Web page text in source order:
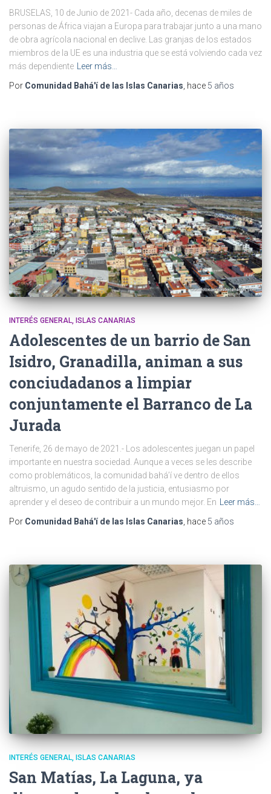
BRUSELAS, 10 de Junio de 2021- Cada año, decenas de miles de
personas de África viajan a Europa para trabajar junto a una mano
de obra agrícola nacional en declive. Las granjas de los estados
miembros de la UE es una industria que se está volviendo cada vez
más dependiente
Leer más…
Por Comunidad Bahá'í de las Islas Canarias , hace 5 años
INTERÉS GENERAL ISLAS CANARIAS
Adolescentes de un barrio de San
Isidro, Granadilla, animan a sus
conciudadanos a limpiar
conjuntamente el Barranco de La
Jurada
Tenerife, 26 de mayo de 2021.- Los adolescentes juegan un papel
importante en nuestra sociedad. Aunque a veces se les describe
como problemáticos, la comunidad bahá’í ve dentro de ellos
altruismo, un agudo sentido de la justicia, entusiasmo por
aprender y el deseo de contribuir a un mundo mejor. En
Leer más…
Por Comunidad Bahá'í de las Islas Canarias , hace 5 años
INTERÉS GENERAL ISLAS CANARIAS
San Matías, La Laguna, ya